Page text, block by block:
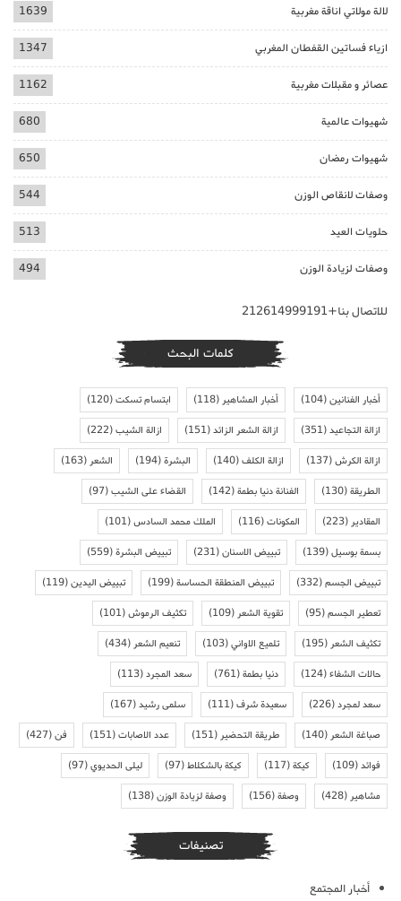
لالة مولاتي اناقة مغربية 1639
ازياء فساتين القفطان المغربي 1347
عصائر و مقبلات مغربية 1162
شهيوات عالمية 680
شهيوات رمضان 650
وصفات لانقاص الوزن 544
حلويات العيد 513
وصفات لزيادة الوزن 494
للاتصال بنا+212614999191
كلمات البحث
أخبار الفنانين(104) أخبار المشاهير(118) ابتسام تسكت(120)
ازالة التجاعيد(351) ازالة الشعر الزائد(151) ازالة الشيب(222)
ازالة الكرش(137) ازالة الكلف(140) البشرة(194) الشعر(163)
الطريقة(130) الفنانة دنيا بطمة(142) القضاء على الشيب(97)
المقادير(223) المكونات(116) الملك محمد السادس(101)
بسمة بوسيل(139) تبييض الاسنان(231) تبييض البشرة(559)
تبييض الجسم(332) تبييض المنطقة الحساسة(199) تبييض اليدين(119)
تعطير الجسم(95) تقوية الشعر(109) تكثيف الرموش(101)
تكثيف الشعر(195) تلميع الاواني(103) تنعيم الشعر(434)
حالات الشفاء(124) دنيا بطمة(761) سعد المجرد(113)
سعد لمجرد(226) سعيدة شرف(111) سلمى رشيد(167)
صباغة الشعر(140) طريقة التحضير(151) عدد الاصابات(151) فن(427)
فوائد(109) كيكة(117) كيكة بالشكلاط(97) ليلى الحديوي(97)
مشاهير(428) وصفة(156) وصفة لزيادة الوزن(138)
تصنيفات
أخبار المجتمع